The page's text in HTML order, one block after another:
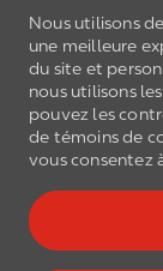
Nous utilisons
une meilleure
du site et
nous utilisons les
pouvez les
de témoins de
vous consentez
Skip to main